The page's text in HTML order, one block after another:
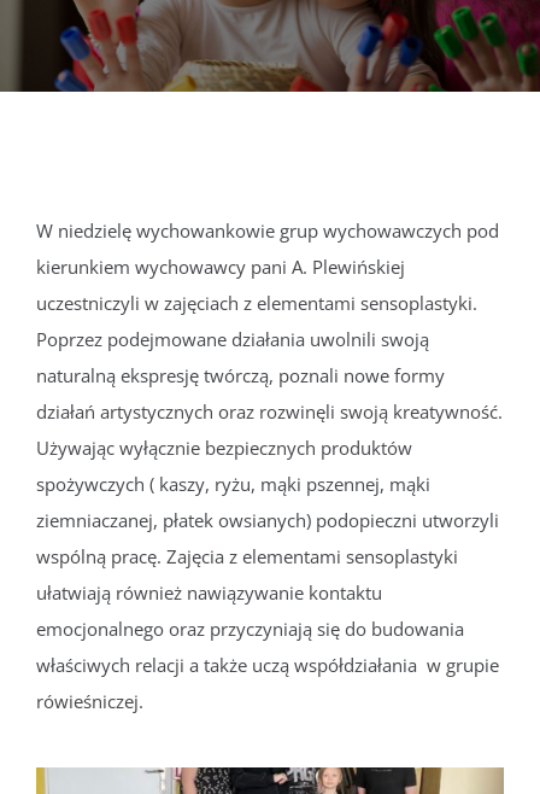
DOKUMENTY
PROJEKTY
WYKUS
W niedzielę wychowankowie grup wychowawczych pod
kierunkiem wychowawcy pani A. Plewińskiej
uczestniczyli w zajęciach z elementami sensoplastyki.
Poprzez podejmowane działania uwolnili swoją
naturalną ekspresję twórczą, poznali nowe formy
działań artystycznych oraz rozwinęli swoją kreatywność.
Używając wyłącznie bezpiecznych produktów
spożywczych ( kaszy, ryżu, mąki pszennej, mąki
ziemniaczanej, płatek owsianych) podopieczni utworzyli
wspólną pracę. Zajęcia z elementami sensoplastyki
ułatwiają również nawiązywanie kontaktu
emocjonalnego oraz przyczyniają się do budowania
właściwych relacji a także uczą współdziałania w grupie
rówieśniczej.